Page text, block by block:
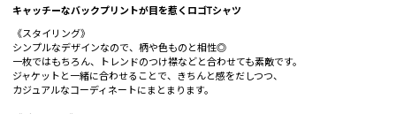
キャッチーなバックプリントが目を惹くロゴTシャツ
《スタイリング》
シンプルなデザインなので、柄や色ものと相性◎
一枚ではもちろん、トレンドのつけ襟などと合わせても素敵です。
ジャケットと一緒に合わせることで、きちんと感をだしつつ、
カジュアルなコーディネートにまとまります。